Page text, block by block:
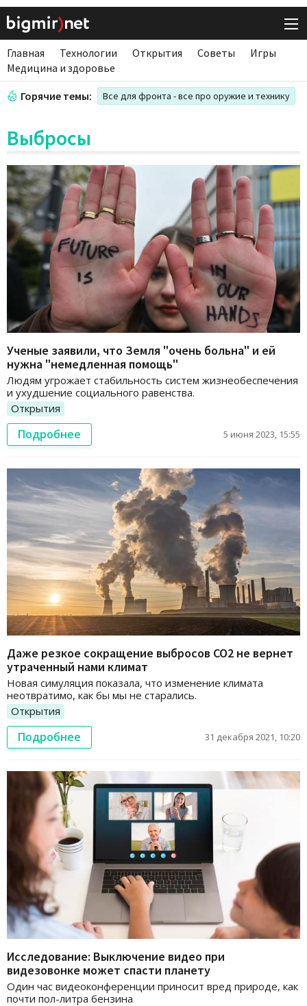
Главная Технологии Открытия Советы
Игры
Медицина и здоровье
Горячие темы: Все для фронта - все про оружие и технику
Выбросы
Ученые заявили, что Земля "очень больна" и ей
нужна "немедленная помощь"
Людям угрожает стабильность систем жизнеобеспечения
и ухудшение социального равенства.
Открытия
Подробнее 5 июня 2023, 15:55
Даже резкое сокращение выбросов CO2 не вернет
утраченный нами климат
Новая симуляция показала, что изменение климата
неотвратимо, как бы мы не старались.
Открытия
Подробнее 31 декабря 2021, 10:20
Исследование: Выключение видео при
видезовонке может спасти планету
Один час видеоконференции приносит вред природе, как
почти пол-литра бензина